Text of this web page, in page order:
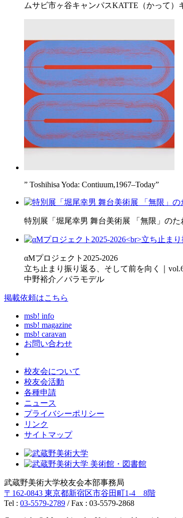
ムサビ市ヶ谷キャンパスKATTE（かって）
” Toshihisa Yoda: Contiuum,1967–Today”
特別展「堀尾幸男 舞台美術展 「無限」のた
αMプロジェクト2025-2026
立ち止まり振り返る、そして前を向く｜
中野裕介／パラモデル
掲載依頼はこちら
msb! info
msb! magazine
msb! caravan
お問い合わせ
校友会について
校友会活動
各種申請
ニュース
プライバシーポリシー
リンク
サイトマップ
武蔵野美術大学校友会本部事務局
〒162-0843 東京都新宿区市谷田町1-4 8階
Tel : 03-5579-2789 / Fax : 03-5579-2868